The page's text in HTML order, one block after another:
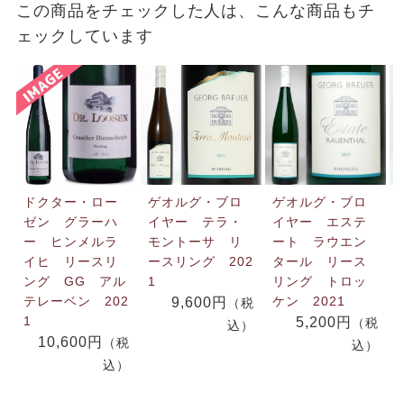
この商品をチェックした人は、こんな商品もチ
ェックしています
ドクター・ロー
ゼン グラーハ
ー ヒンメルラ
イヒ リースリ
ング GG アル
テレーベン 202
1
10,600円
（税
込）
ゲオルグ・ブロ
イヤー テラ・
モントーサ リ
ースリング 202
1
9,600円
（税
込）
ゲオルグ・ブロ
イヤー エステ
ート ラウエン
タール リース
リング トロッ
ケン 2021
5,200円
（税
込）